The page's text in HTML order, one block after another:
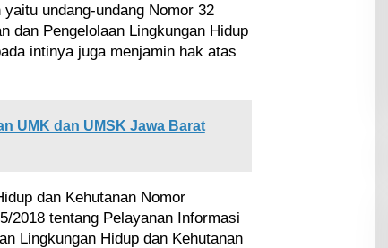
undang-undang Nomor 32
dan Pengelolaan Lingkungan Hidup
intinya juga menjamin hak atas
UMK dan UMSK Jawa Barat
dan Kehutanan Nomor
2018 tentang Pelayanan Informasi
Lingkungan Hidup dan Kehutanan